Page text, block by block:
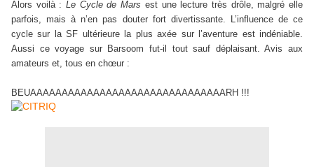
Alors voilà :Le Cycle de Mars est une lecture très drôle, malgré elle
parfois, mais à n’en pas douter fort divertissante. L’influence de ce
cycle sur la SF ultérieure la plus axée sur l’aventure est indéniable.
Aussi ce voyage sur Barsoom fut-il tout sauf déplaisant. Avis aux
amateurs et, tous en chœur :
BEUAAAAAAAAAAAAAAAAAAAAAAAAAAAAAAARH !!!